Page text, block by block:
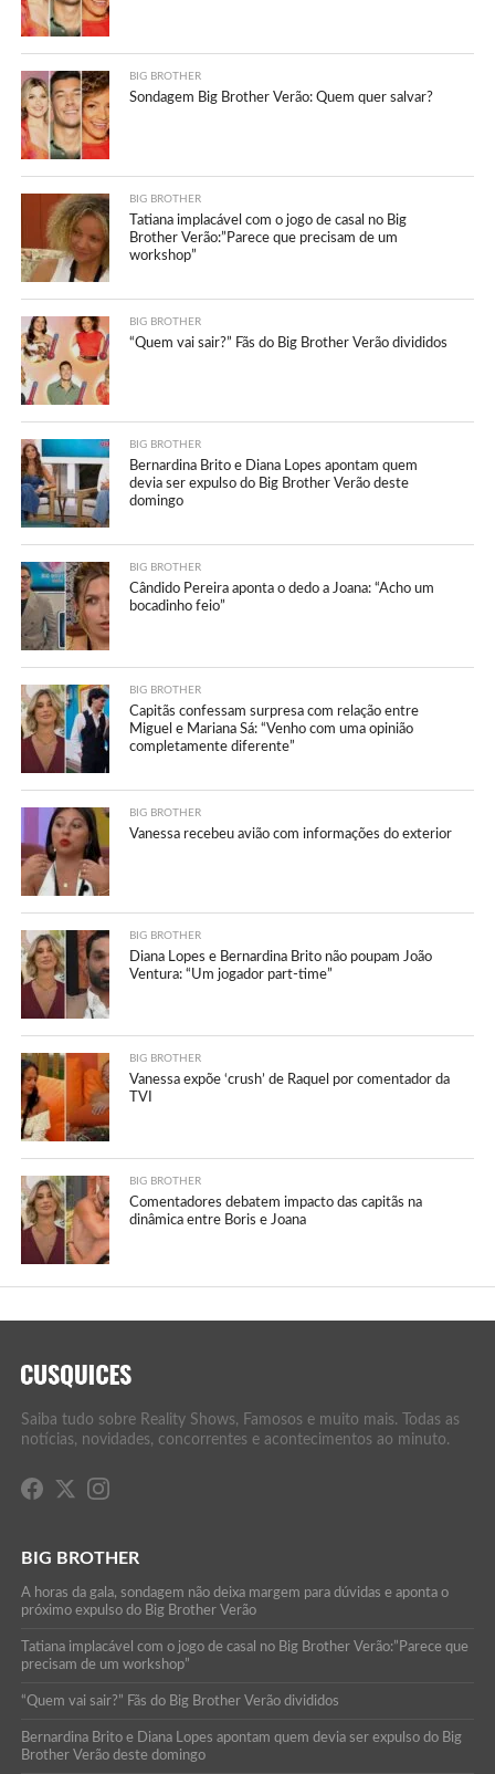
BIG BROTHER
Sondagem Big Brother Verão: Quem quer salvar?
BIG BROTHER
Tatiana implacável com o jogo de casal no Big
Brother Verão:”Parece que precisam de um
workshop”
BIG BROTHER
“Quem vai sair?” Fãs do Big Brother Verão divididos
BIG BROTHER
Bernardina Brito e Diana Lopes apontam quem
devia ser expulso do Big Brother Verão deste
domingo
BIG BROTHER
Cândido Pereira aponta o dedo a Joana: “Acho um
bocadinho feio”
BIG BROTHER
Capitãs confessam surpresa com relação entre
Miguel e Mariana Sá: “Venho com uma opinião
completamente diferente”
BIG BROTHER
Vanessa recebeu avião com informações do exterior
BIG BROTHER
Diana Lopes e Bernardina Brito não poupam João
Ventura: “Um jogador part-time”
BIG BROTHER
Vanessa expõe ‘crush’ de Raquel por comentador da
TVI
BIG BROTHER
Comentadores debatem impacto das capitãs na
dinâmica entre Boris e Joana
Saiba tudo sobre Reality Shows, Famosos e muito mais. Todas as
notícias, novidades, concorrentes e acontecimentos ao minuto.
BIG BROTHER
A horas da gala, sondagem não deixa margem para dúvidas e aponta o
próximo expulso do Big Brother Verão
Tatiana implacável com o jogo de casal no Big Brother Verão:”Parece que
precisam de um workshop”
“Quem vai sair?” Fãs do Big Brother Verão divididos
Bernardina Brito e Diana Lopes apontam quem devia ser expulso do Big
Brother Verão deste domingo